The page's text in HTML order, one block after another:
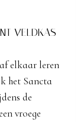
VELDKAS
elkaar leren
het Sancta
de
vroege